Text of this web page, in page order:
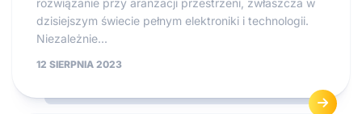
rozwiązanie przy aranżacji przestrzeni, zwłaszcza w
dzisiejszym świecie pełnym elektroniki i technologii.
Niezależnie...
12 SIERPNIA 2023